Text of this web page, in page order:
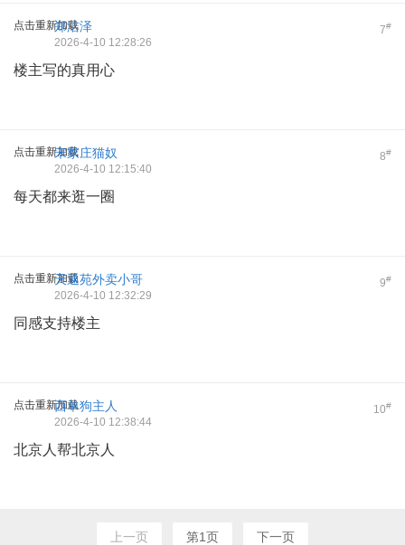
点击重新加载 7#
郑洁泽
2026-4-10 12:28:26
楼主写的真用心
点击重新加载 8#
宋家庄猫奴
2026-4-10 12:15:40
每天都来逛一圈
点击重新加载 9#
天通苑外卖小哥
2026-4-10 12:32:29
同感支持楼主
点击重新加载 10#
西单狗主人
2026-4-10 12:38:44
北京人帮北京人
上一页 第1页 下一页